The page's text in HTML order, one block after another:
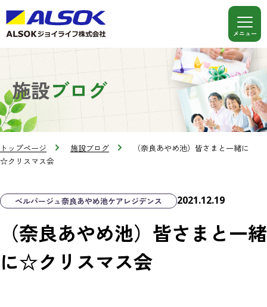
施設ブログ
トップページ 施設ブログ
（奈良あやめ池）皆さまと一緒に
☆クリスマス会
ベルパージュ奈良あやめ池ケアレジデンス 2021.12.19
（奈良あやめ池）皆さまと一緒
に☆クリスマス会